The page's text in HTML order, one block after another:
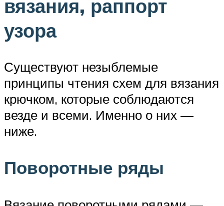
вязания, раппорт
узора
Существуют незыблемые
принципы чтения схем для вязания
крючком, которые соблюдаются
везде и всеми. Именно о них —
ниже.
Поворотные ряды